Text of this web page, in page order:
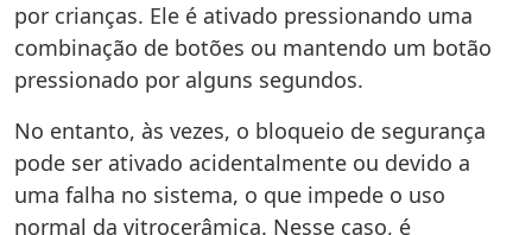
por crianças. Ele é ativado pressionando uma
combinação de botões ou mantendo um botão
pressionado por alguns segundos.
No entanto, às vezes, o bloqueio de segurança
pode ser ativado acidentalmente ou devido a
uma falha no sistema, o que impede o uso
normal da vitrocerâmica. Nesse caso, é